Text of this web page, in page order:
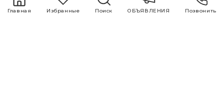
Главная Избранные Поиск ОБЪЯВЛЕНИЯ Позвонить
+994 51 500 98 98
+994 12 599 98 98
office@area.az